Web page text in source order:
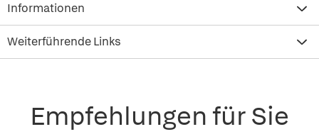
Informationen
Weiterführende Links
Empfehlungen für Sie